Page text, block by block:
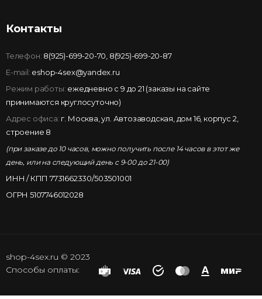
Контакты
Телефон: 8(925)-699-20-70 8(925)-699-20-87
E-mail: eshop-4sex@yandex.ru
Режим работы: ежедневно с 9 до 21 (заказы на сайте
принимаются круглосуточно)
Адрес офиса: г. Москва, ул. Автозаводская, дом 16, корпус 2,
строение 8
(при заказе до 10 часов, можно получить после 14 часов в этот же
день, или на следующий день с 9-00 до 21-00)
ИНН / КПП 7731662330/503501001
ОГРН 5107746012028
shop-4sex.ru © 2023
Способы оплаты: